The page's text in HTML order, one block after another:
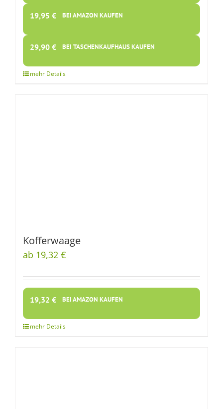
19,95 € BEI AMAZON KAUFEN
29,90 € BEI TASCHENKAUFHAUS KAUFEN
Kofferwaage
ab 19,32 €
19,32 € BEI AMAZON KAUFEN